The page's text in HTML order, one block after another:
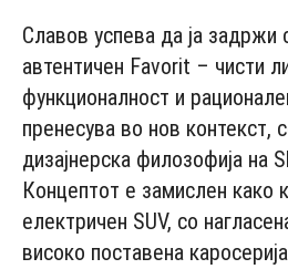
Славов успева да ја задржи
автентичен Favorit – чисти
функционалност и
пренесува во нов контекст,
дизајнерска филозофија на
Концептот е замислен како
електричен SUV, со
високо поставена